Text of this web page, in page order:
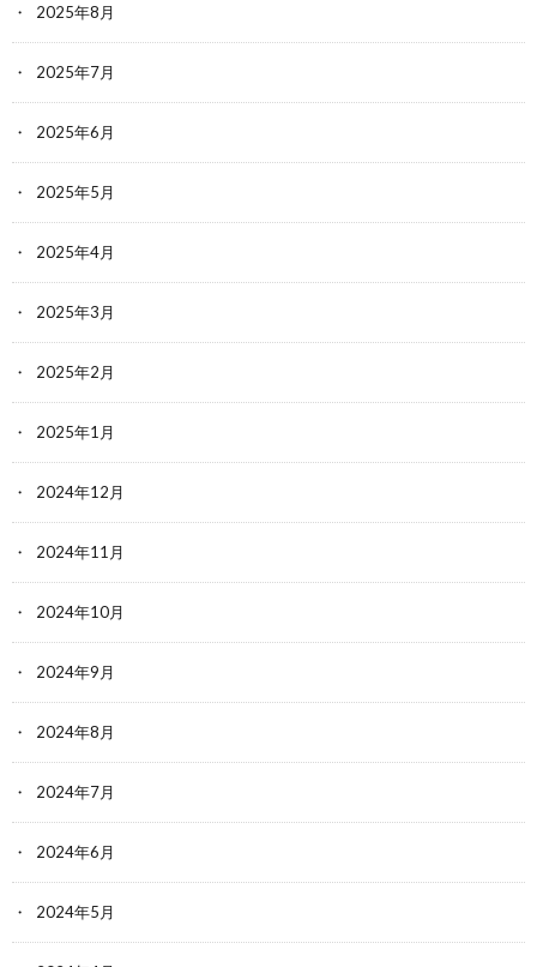
2025年8月
2025年7月
2025年6月
2025年5月
2025年4月
2025年3月
2025年2月
2025年1月
2024年12月
2024年11月
2024年10月
2024年9月
2024年8月
2024年7月
2024年6月
2024年5月